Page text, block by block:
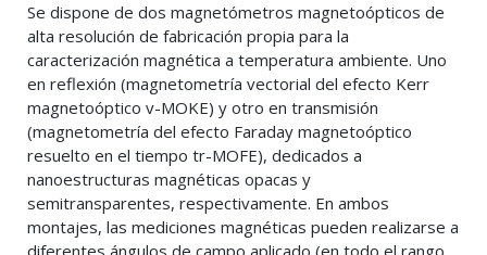
Se dispone de dos magnetómetros magnetoópticos de
alta resolución de fabricación propia para la
caracterización magnética a temperatura ambiente. Uno
en reflexión (magnetometría vectorial del efecto Kerr
magnetoóptico v-MOKE) y otro en transmisión
(magnetometría del efecto Faraday magnetoóptico
resuelto en el tiempo tr-MOFE), dedicados a
nanoestructuras magnéticas opacas y
semitransparentes, respectivamente. En ambos
montajes, las mediciones magnéticas pueden realizarse a